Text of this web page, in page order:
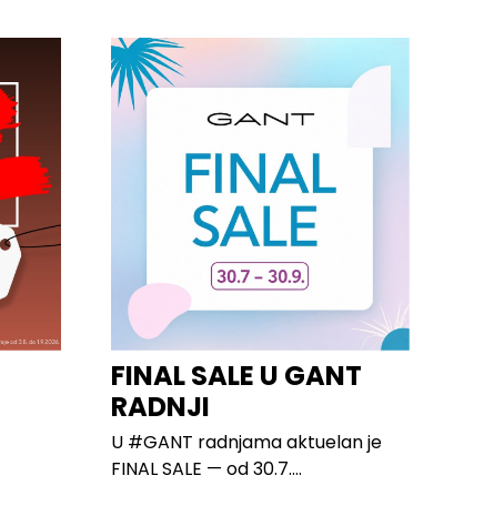
FINAL SALE U GANT
RADNJI
U #GANT radnjama aktuelan je
FINAL SALE — od 30.7....